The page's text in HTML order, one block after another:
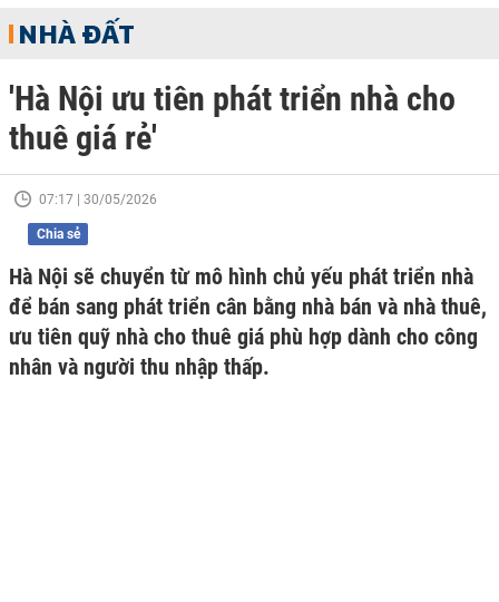
NHÀ ĐẤT
'Hà Nội ưu tiên phát triển nhà cho
thuê giá rẻ'
07:17 | 30/05/2026
Chia sẻ
Hà Nội sẽ chuyển từ mô hình chủ yếu phát triển nhà
để bán sang phát triển cân bằng nhà bán và nhà thuê,
ưu tiên quỹ nhà cho thuê giá phù hợp dành cho công
nhân và người thu nhập thấp.